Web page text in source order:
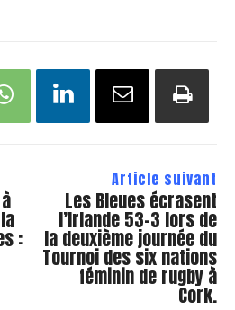
:
Article suivant
Les Bleues écrasent
l’Irlande 53-3 lors de
la deuxième journée du
Tournoi des six nations
féminin de rugby à
Cork.